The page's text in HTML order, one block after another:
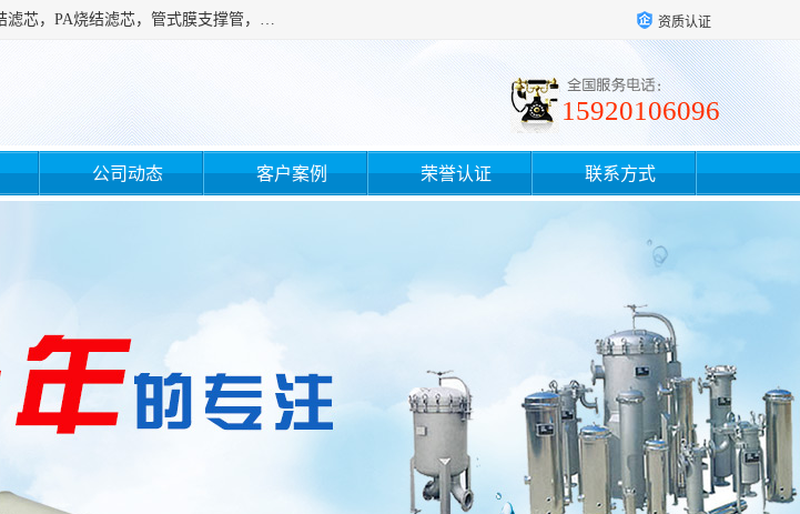
广州滤源过滤器材有限公司主营经营产品有：PTFE烧结滤芯、PE滤芯，烧结滤芯，PE烧结滤芯，PA烧结滤芯，管式膜支撑管，真空上料机滤芯，粉末烧结滤芯，止溢滤芯，吸头滤芯，湿化瓶滤芯、不锈钢烧结滤芯等。公司现拥有一批精干的管理人员和一支高素质的技术队伍，舒适优雅的办公环境和拥有全新现代化标准厂房。 资质认证
15920106096
公司动态 客户案例 荣誉认证 联系方式